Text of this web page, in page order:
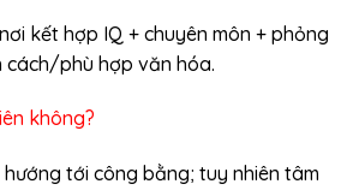
kết hợp IQ + chuyên môn + phỏng
cách/phù hợp văn hóa.
không?
tới công bằng; tuy nhiên tâm